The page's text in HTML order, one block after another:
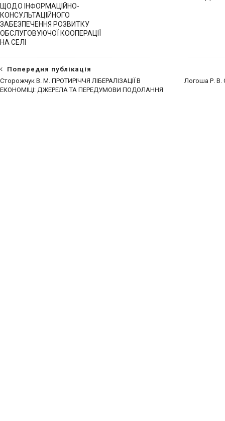
ЩОДО ІНФОРМАЦІЙНО-
КОНСУЛЬТАЦІЙНОГО
ЗАБЕЗПЕЧЕННЯ РОЗВИТКУ
ОБСЛУГОВУЮЧОЇ КООПЕРАЦІЇ
НА СЕЛІ
Логоша Р. В.
Попередня публікація
Сторожчук В. М. ПРОТИРІЧЧЯ ЛІБЕРАЛІЗАЦІЇ В
ЕКОНОМІЦІ: ДЖЕРЕЛА ТА ПЕРЕДУМОВИ ПОДОЛАННЯ